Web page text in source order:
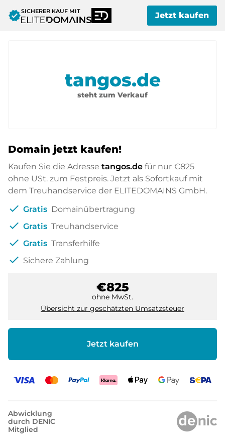
verifiedSICHERER KAUF MIT Jetzt kaufen
tangos.de
steht zum Verkauf
Domain jetzt kaufen!
Kaufen Sie die Adresse tangos.de für nur €825
ohne USt. zum Festpreis. Jetzt als Sofortkauf mit
dem Treuhandservice der ELITEDOMAINS GmbH.
check Gratis Domainübertragung
check Gratis Treuhandservice
check Gratis Transferhilfe
check Sichere Zahlung
€825
ohne MwSt.
Übersicht zur geschätzten Umsatzsteuer
Jetzt kaufen
Abwicklung
durch DENIC
Mitglied